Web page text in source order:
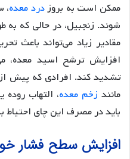
ممکن است به بروزدرد معده،
شوند. زنجبیل، در حالی که
مقادیر زیاد می‌تواند باعث
افزایش ترشح اسید معده،
تشدید کند. افرادی که پیش
مانند زخم معده
باید در مصرف این چای احتیاط
افزایش سطح فشار